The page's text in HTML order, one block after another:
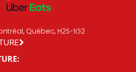
Québec, H2S-1G2